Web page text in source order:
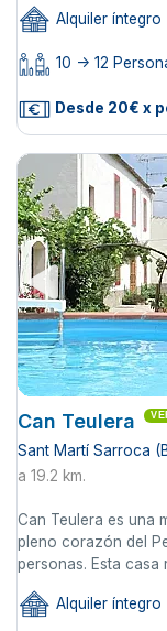
Alquiler íntegro
10 -> 12
Desde 20€ x
Can Teulera
Sant Martí Sarroca
a 19.2 km.
Can Teulera es una
pleno corazón del
personas. Esta casa
Alquiler íntegro